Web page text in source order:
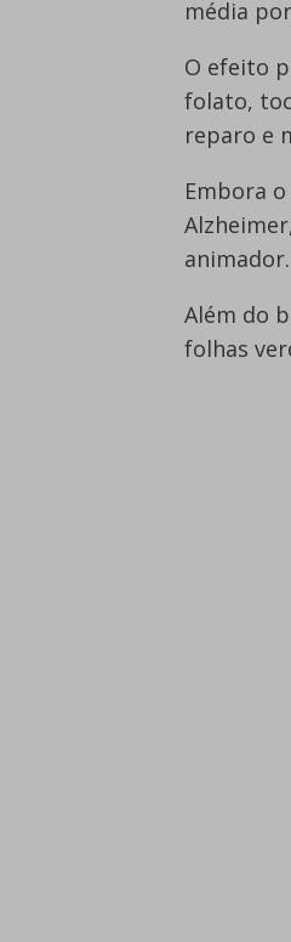
média
O efeito
folato,
reparo e
Embora
animador.
Além do
folhas